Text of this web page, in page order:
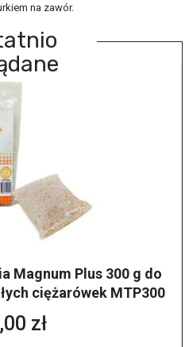
na zawór.
Magnum Plus 300 g do
ciężarówek MTP300
zł